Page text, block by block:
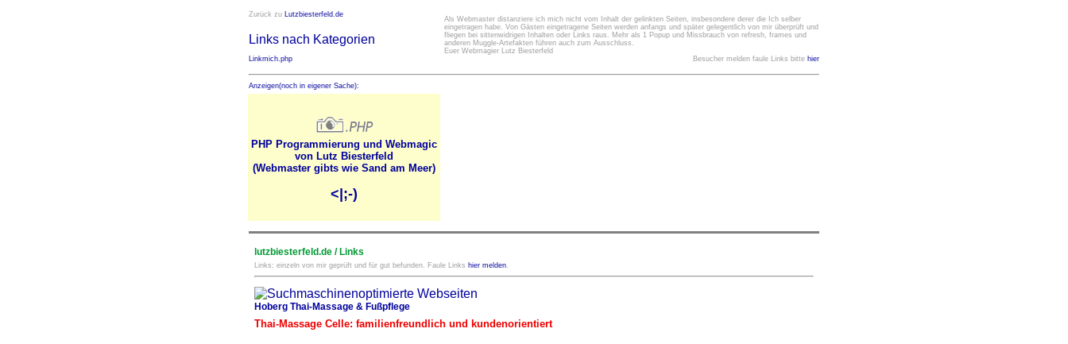
Zurück zu Lutzbiesterfeld.de
Links nach Kategorien
Linkmich.php
Als Webmaster distanziere ich mich nicht vom Inhalt der gelinkten Seiten, insbesondere derer die Ich selber
eingetragen habe. Von Gästen eingetragene Seiten werden anfangs und später gelegentlich von mir überprüft und
fliegen bei sittenwidrigen Inhalten oder Links raus. Mehr als 1 Popup und Missbrauch von refresh, frames und
anderen Muggle-Artefakten führen auch zum Ausschluss.
Euer Webmagier Lutz Biesterfeld
Besucher melden faule Links bitte hier
Anzeigen(noch in eigener Sache):
PHP Programmierung und Webmagic
von Lutz Biesterfeld
(Webmaster gibts wie Sand am Meer)
<|;-)
lutzbiesterfeld.de / Links
Links: einzeln von mir geprüft und für gut befunden. Faule Links hier melden.
Hoberg Thai-Massage & Fußpflege
Thai-Massage Celle: familienfreundlich und kundenorientiert